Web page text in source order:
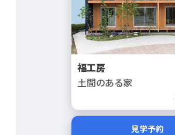
福工房
土間のある家
見学予約